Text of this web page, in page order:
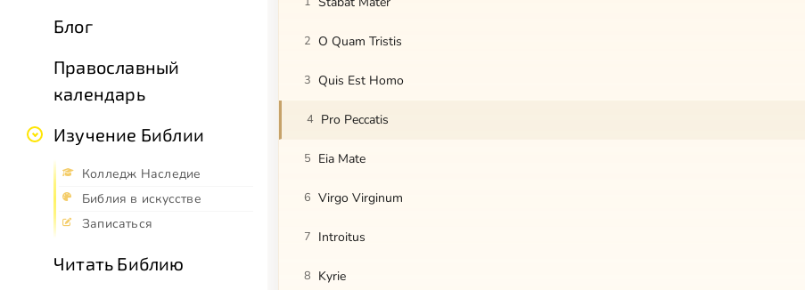
Блог
Православный
календарь
Изучение Библии
Колледж Наследие
Библия в искусстве
Записаться
Читать Библию
2 O Quam Tristis
3 Quis Est Homo
4 Pro Peccatis
5 Eia Mate
6 Virgo Virginum
7 Introitus
8 Kyrie